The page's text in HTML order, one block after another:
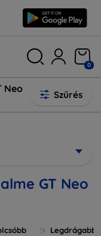
0
Neo
Szűrés
GT Neo
Legdrágabb